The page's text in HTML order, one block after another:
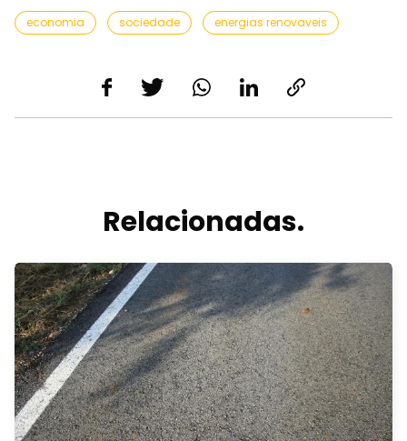
economia sociedade energias renovaveis
Relacionadas.